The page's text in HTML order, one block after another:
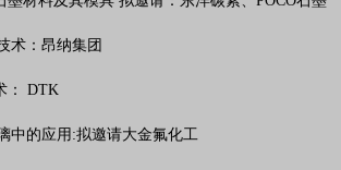
术：昂纳集团
： DTK
中的应用:拟邀请大金氟化工